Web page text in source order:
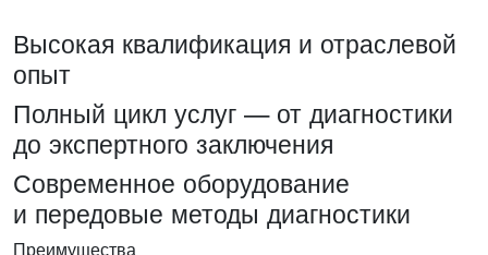
Высокая квалификация и отраслевой
опыт
Полный цикл услуг — от диагностики
до экспертного заключения
Современное оборудование
и передовые методы диагностики
Преимущества